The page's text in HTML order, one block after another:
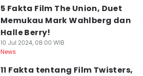
5 Fakta Film The Union, Duet
Memukau Mark Wahlberg dan
Halle Berry!
10 Jul 2024, 08:00 WIB
News
11 Fakta tentang Film Twisters,